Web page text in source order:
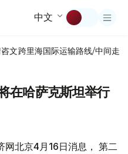
中文
文跨里海国际运输路线/中间走廊
在哈萨克斯坦举行
网北京4月16日消息， 第二